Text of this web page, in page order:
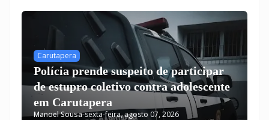
Carutapera
Polícia prende suspeito de participar
de estupro coletivo contra adolescente
em Carutapera
Manoel Sousa-sexta-feira, agosto 07, 2026